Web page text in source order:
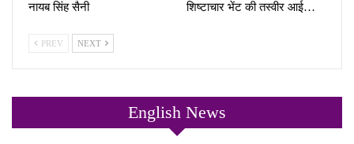
नायब सिंह सैनी
शिष्टाचार भेंट की तस्वीर आई…
PREV NEXT
English News